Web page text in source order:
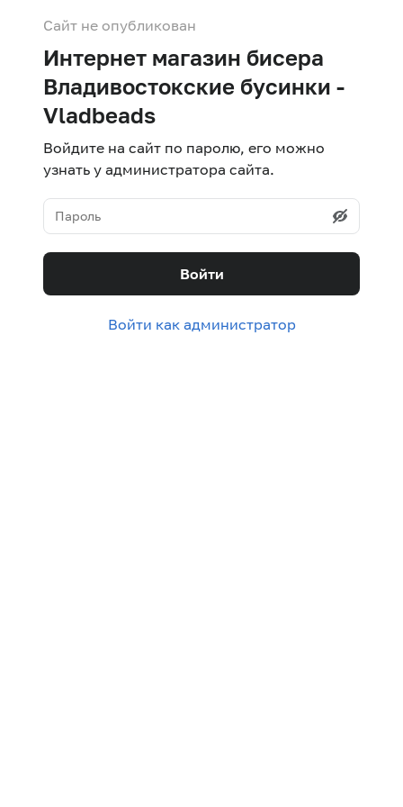
Сайт не опубликован
Интернет магазин бисера
Владивостокские бусинки -
Vladbeads
Войдите на сайт по паролю, его можно
узнать у администратора сайта.
Войти
Войти как администратор